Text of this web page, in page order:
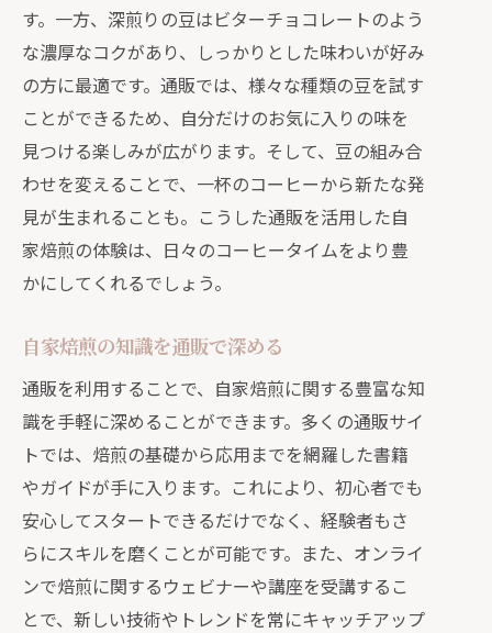
す。一方、深煎りの豆はビターチョコレートのよう
な濃厚なコクがあり、しっかりとした味わいが好み
の方に最適です。通販では、様々な種類の豆を試す
ことができるため、自分だけのお気に入りの味を
見つける楽しみが広がります。そして、豆の組み合
わせを変えることで、一杯のコーヒーから新たな発
見が生まれることも。こうした通販を活用した自
家焙煎の体験は、日々のコーヒータイムをより豊
かにしてくれるでしょう。
自家焙煎の知識を通販で深める
通販を利用することで、自家焙煎に関する豊富な知
識を手軽に深めることができます。多くの通販サイ
トでは、焙煎の基礎から応用までを網羅した書籍
やガイドが手に入ります。これにより、初心者でも
安心してスタートできるだけでなく、経験者もさ
らにスキルを磨くことが可能です。また、オンライ
ンで焙煎に関するウェビナーや講座を受講するこ
とで、新しい技術やトレンドを常にキャッチアップ